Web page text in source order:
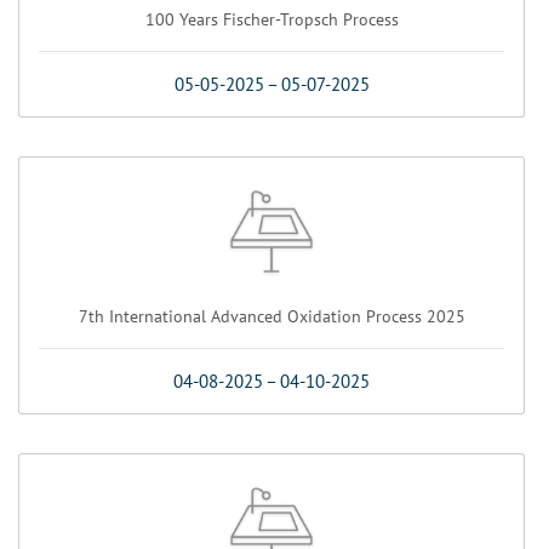
100 Years Fischer-Tropsch Process
05-05-2025 –05-07-2025
7th International Advanced Oxidation Process 2025
04-08-2025 –04-10-2025